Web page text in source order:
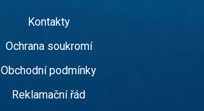
Kontakty
Ochrana soukromí
Obchodní podmínky
Reklamační řád